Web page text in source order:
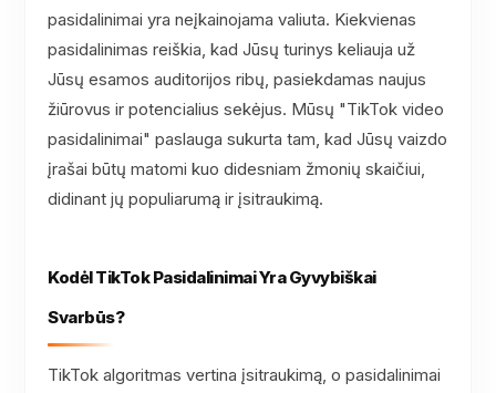
pasidalinimai yra neįkainojama valiuta. Kiekvienas
pasidalinimas reiškia, kad Jūsų turinys keliauja už
Jūsų esamos auditorijos ribų, pasiekdamas naujus
žiūrovus ir potencialius sekėjus. Mūsų "TikTok video
pasidalinimai" paslauga sukurta tam, kad Jūsų vaizdo
įrašai būtų matomi kuo didesniam žmonių skaičiui,
didinant jų populiarumą ir įsitraukimą.
Kodėl TikTok Pasidalinimai Yra Gyvybiškai
Svarbūs?
TikTok algoritmas vertina įsitraukimą, o pasidalinimai